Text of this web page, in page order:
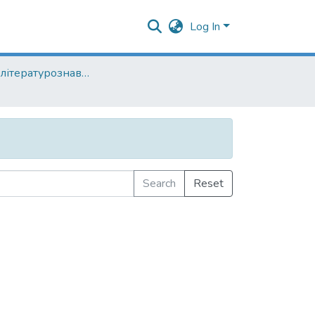
Log In
Кафедра літературознавства
Search
Reset